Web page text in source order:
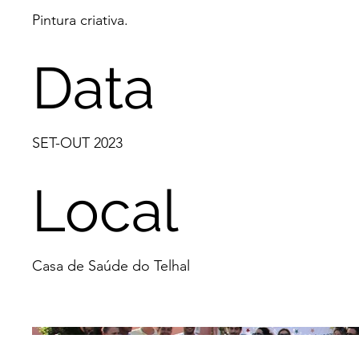
Pintura criativa.
Data
SET-OUT 2023
Local
Casa de Saúde do Telhal